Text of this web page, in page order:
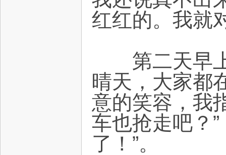
红红的。我就
第二天早上
晴天，大家都
意的笑容，我
车也抢走吧？
了！”。